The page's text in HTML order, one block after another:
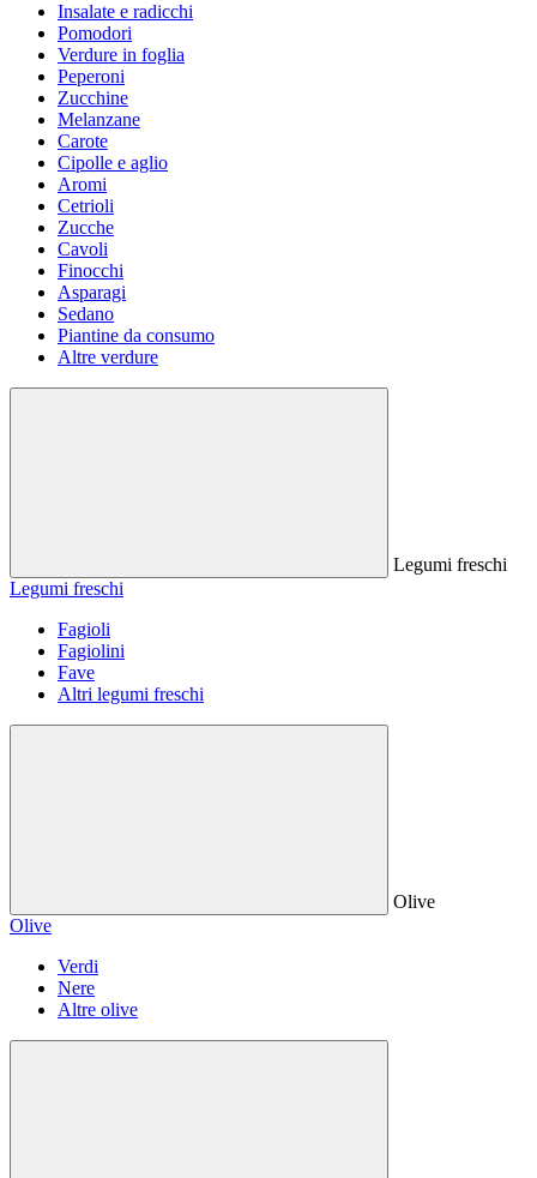
Insalate e radicchi
Pomodori
Verdure in foglia
Peperoni
Zucchine
Melanzane
Carote
Cipolle e aglio
Aromi
Cetrioli
Zucche
Cavoli
Finocchi
Asparagi
Sedano
Piantine da consumo
Altre verdure
Legumi freschi
Legumi freschi
Fagioli
Fagiolini
Fave
Altri legumi freschi
Olive
Olive
Verdi
Nere
Altre olive